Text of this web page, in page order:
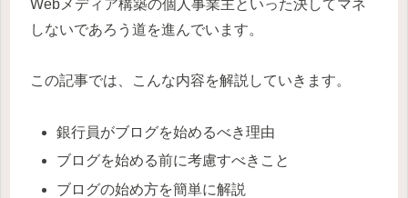
Webメディア構築の個人事業主といった決してマネ
しないであろう道を進んでいます。
この記事では、こんな内容を解説していきます。
銀行員がブログを始めるべき理由
ブログを始める前に考慮すべきこと
ブログの始め方を簡単に解説